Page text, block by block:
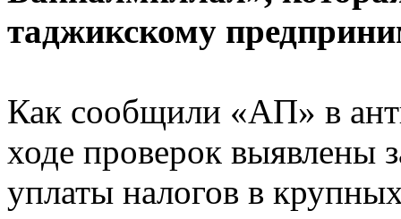
таджикскому
Как сообщили «АП» в
ходе проверок выявлены
уплаты налогов в